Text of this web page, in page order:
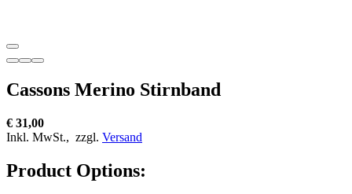
Cassons Merino Stirnband
€ 31,00
Inkl. MwSt., zzgl. Versand
Product Options: